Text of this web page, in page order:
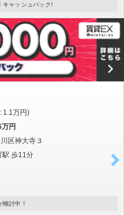
キャッシュバック!
1.1万円)
円
区神大寺３
駅 歩11分
検討中！